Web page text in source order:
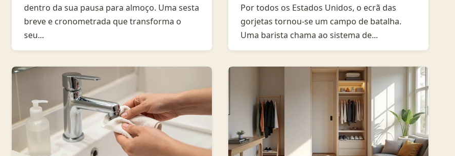
dentro da sua pausa para almoço. Uma sesta
breve e cronometrada que transforma o
seu...
Por todos os Estados Unidos, o ecrã das
gorjetas tornou-se um campo de batalha.
Uma barista chama ao sistema de...